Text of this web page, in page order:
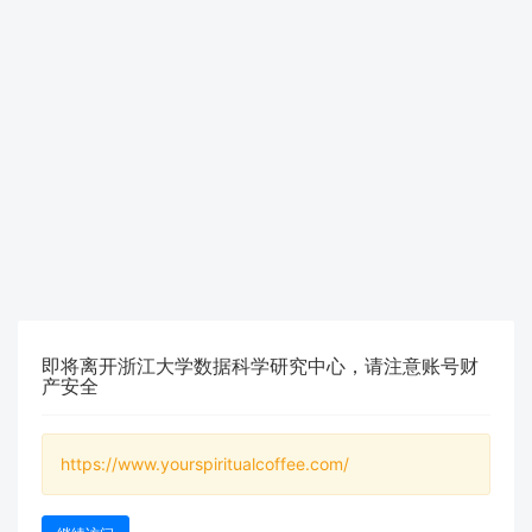
即将离开浙江大学数据科学研究中心，请注意账号财
产安全
https://www.yourspiritualcoffee.com/